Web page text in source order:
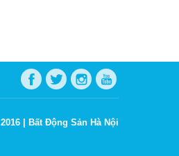
2016 | Bất Động Sản Hà Nội